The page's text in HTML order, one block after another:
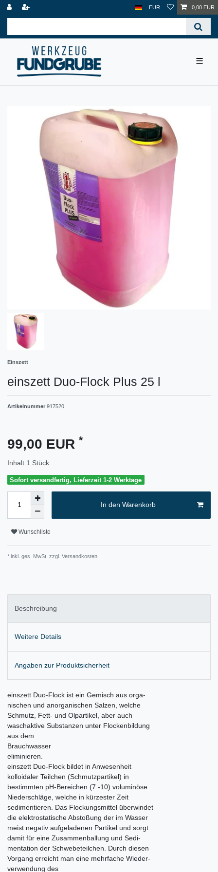
EUR 0,00 EUR
☰
Einszett
einszett Duo-Flock Plus 25 l
Artikelnummer 917520
99,00 EUR *
Inhalt 1 Stück
Sofort versandfertig, Lieferzeit 1-2 Werktage
In den Warenkorb
Wunschliste
* inkl. ges. MwSt. zzgl. Versandkosten
Beschreibung
Weitere Details
Angaben zur Produktsicherheit
einszett Duo-Flock ist ein Gemisch aus orga-
nischen und anorganischen Salzen, welche
Schmutz, Fett- und Olpartikel, aber auch
waschaktive Substanzen unter Flockenbildung
aus dem
Brauchwasser
eliminieren.
einszett Duo-Flock bildet in Anwesenheit
kolloidaler Teilchen (Schmutzpartikel) in
bestimmten pH-Bereichen (7 -10) voluminöse
Niederschläge, welche in kürzester Zeit
sedimentieren. Das Flockungsmittel überwindet
die elektrostatische Abstoßung der im Wasser
meist negativ aufgeladenen Partikel und sorgt
damit für eine Zusammenballung und Sedi-
mentation der Schwebeteilchen. Durch diesen
Vorgang erreicht man eine mehrfache Wieder-
verwendung des